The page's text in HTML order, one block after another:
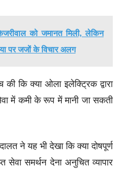
को जमानत मिली, लेकिन
पर जजों के विचार अलग
कि क्या ओला इलेक्ट्रिक द्वारा
में कमी के रूप में मानी जा सकती
ने यह भी देखा कि क्या दोषपूर्ण
सेवा समर्थन देना अनुचित व्यापार